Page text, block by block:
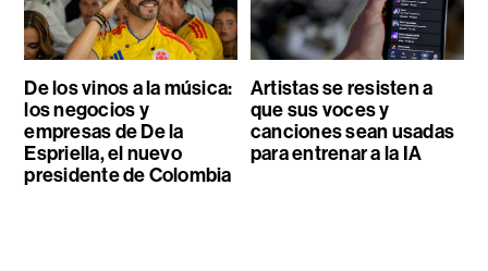
De los vinos a la música:
los negocios y
empresas de De la
Espriella, el nuevo
presidente de Colombia
Artistas se resisten a
que sus voces y
canciones sean usadas
para entrenar a la IA